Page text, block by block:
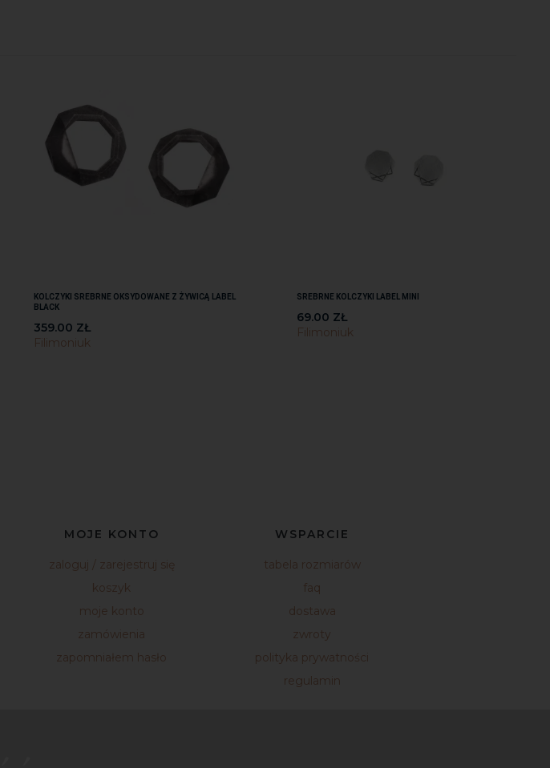
KOLCZYKI SREBRNE OKSYDOWANE Z ŻYWICĄ LABEL
BLACK
359.00 ZŁ
Filimoniuk
SREBRNE KOLCZYKI LABEL MINI
69.00 ZŁ
Filimoniuk
MOJE KONTO
zaloguj / zarejestruj się
koszyk
moje konto
zamówienia
zapomniałem hasło
WSPARCIE
tabela rozmiarów
faq
dostawa
zwroty
polityka prywatności
regulamin